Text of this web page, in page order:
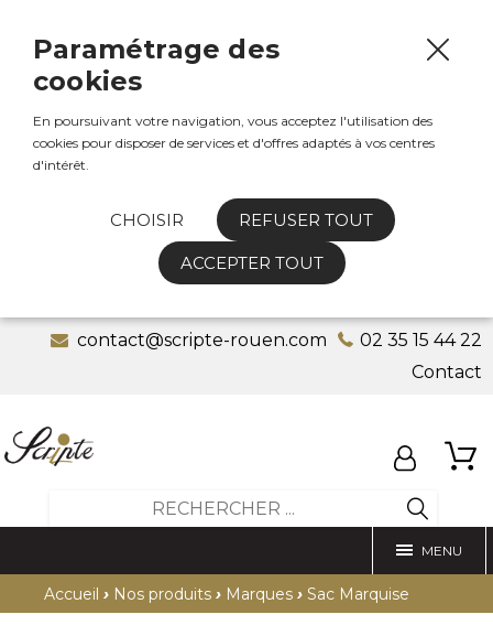
02 35 15 44 22
contact@scripte-rouen.com
Contact
MENU
MAROQUINERIE CADEAUX RECHARGES
ARTICLES
FUMEURS
Accueil › Nos produits › Marques › Sac Marquise
Paramétrage des
cookies
En poursuivant votre navigation, vous acceptez l'utilisation des
cookies pour disposer de services et d'offres adaptés à vos centres
d'intérêt.
CHOISIR REFUSER TOUT
ACCEPTER TOUT